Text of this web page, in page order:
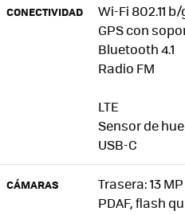
CONECTIVIDAD
Wi-Fi 802.11
GPS con
Bluetooth 4.1
Radio FM
LTE
Sensor de
USB-C
CÁMARAS
Trasera: 13
PDAF, flash